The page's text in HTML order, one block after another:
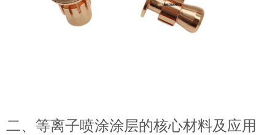
二、等离子喷涂涂层的核心材料及应用